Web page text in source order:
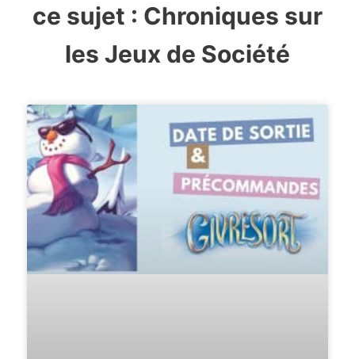
ce sujet : Chroniques sur
les Jeux de Société